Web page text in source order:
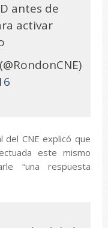
antes de
activar
CNE explicó que
este mismo
“una respuesta